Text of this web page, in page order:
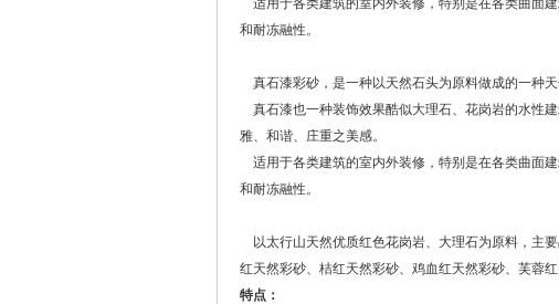
适用于各类建筑的室内外装修，特别是在各类曲面
和耐冻融性。
真石漆彩砂，是一种以天然石头为原料做成的一种
真石漆也一种装饰效果酷似大理石、花岗岩的水性
雅、和谐、庄重之美感。
适用于各类建筑的室内外装修，特别是在各类曲面
和耐冻融性。
以太行山天然优质红色花岗岩、大理石为原料，主
红天然彩砂、桔红天然彩砂、鸡血红天然彩砂、芙蓉
特点：